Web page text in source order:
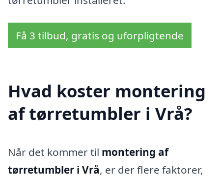
Få 3 tilbud, gratis og uforpligtende
Hvad koster montering
af tørretumbler i Vrå?
Når det kommer til montering af
tørretumbler i Vrå, er der flere faktorer,